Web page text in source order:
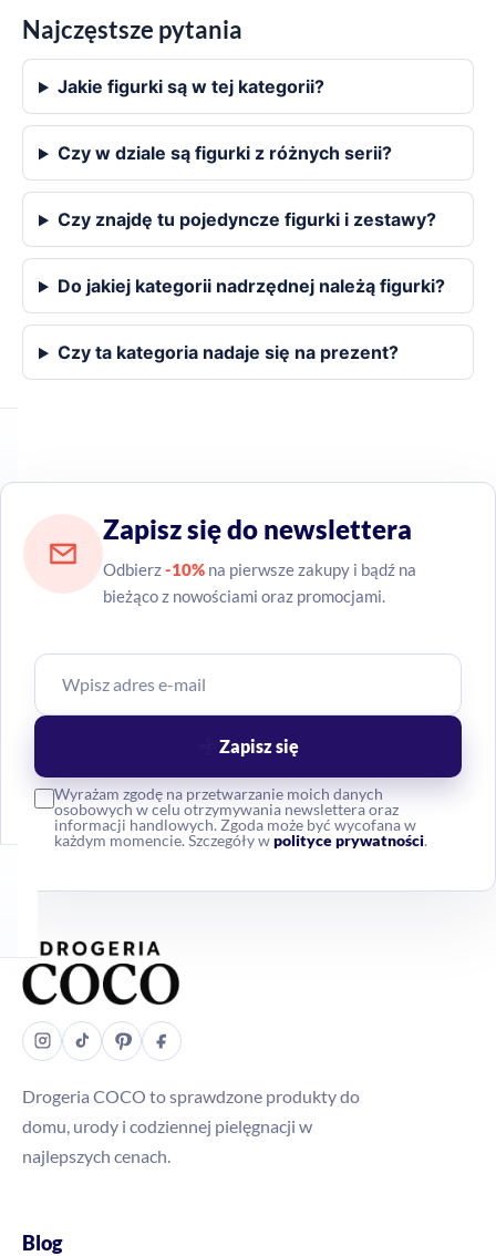
Najczęstsze pytania
Jakie figurki są w tej kategorii?
Czy w dziale są figurki z różnych serii?
Czy znajdę tu pojedyncze figurki i zestawy?
Do jakiej kategorii nadrzędnej należą figurki?
Czy ta kategoria nadaje się na prezent?
Zapisz się do newslettera
Odbierz-10% na pierwsze zakupy i bądź na
bieżąco z nowościami oraz promocjami.
Wyrażam zgodę na przetwarzanie moich danych
osobowych w celu otrzymywania newslettera oraz
informacji handlowych. Zgoda może być wycofana w
każdym momencie. Szczegóły wpolityce prywatności.
Zapisz się
Drogeria COCO to sprawdzone produkty do
domu, urody i codziennej pielęgnacji w
najlepszych cenach.
Blog